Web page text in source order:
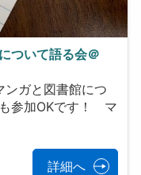
ついて語る会＠
ガと図書館につ
参加OKです！ マ
詳細へ